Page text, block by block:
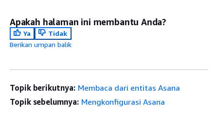
Apakah halaman ini membantu Anda?
Ya
Tidak
Berikan umpan balik
Topik berikutnya: Membaca dari entitas Asana
Topik sebelumnya: Mengkonfigurasi Asana